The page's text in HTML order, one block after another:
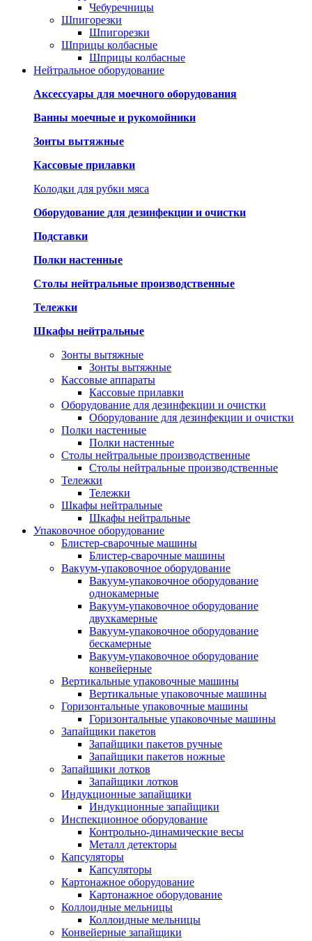
Чебуречницы
Шпигорезки
Шпигорезки
Шприцы колбасные
Шприцы колбасные
Нейтральное оборудование
Аксессуары для моечного оборудования
Ванны моечные и рукомойники
Зонты вытяжные
Кассовые прилавки
Колодки для рубки мяса
Оборудование для дезинфекции и очистки
Подставки
Полки настенные
Столы нейтральные производственные
Тележки
Шкафы нейтральные
Зонты вытяжные
Зонты вытяжные
Кассовые аппараты
Кассовые прилавки
Оборудование для дезинфекции и очистки
Оборудование для дезинфекции и очистки
Полки настенные
Полки настенные
Столы нейтральные производственные
Столы нейтральные производственные
Тележки
Тележки
Шкафы нейтральные
Шкафы нейтральные
Упаковочное оборудование
Блистер-сварочные машины
Блистер-сварочные машины
Вакуум-упаковочное оборудование
Вакуум-упаковочное оборудование
однокамерные
Вакуум-упаковочное оборудование
двухкамерные
Вакуум-упаковочное оборудование
беcкамерные
Вакуум-упаковочное оборудование
конвейерные
Вертикальные упаковочные машины
Вертикальные упаковочные машины
Горизонтальные упаковочные машины
Горизонтальные упаковочные машины
Запайщики пакетов
Запайщики пакетов ручные
Запайщики пакетов ножные
Запайщики лотков
Запайщики лотков
Индукционные запайщики
Индукционные запайщики
Инспекционное оборудование
Контрольно-динамические весы
Металл детекторы
Капсуляторы
Капсуляторы
Картонажное оборудование
Картонажное оборудование
Коллоидные мельницы
Коллоидные мельницы
Конвейерные запайщики